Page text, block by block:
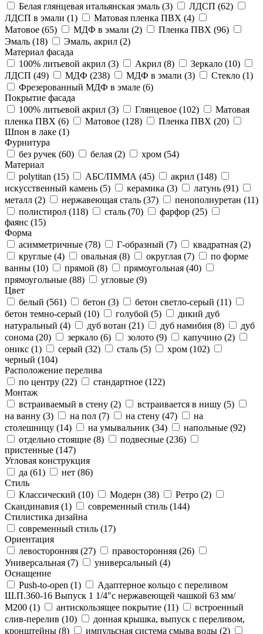
Белая глянцевая итальянская эмаль (3) ЛДСП (62)
ЛДСП в эмали (1) Матовая пленка ПВХ (4)
Матовое (65) МДФ в эмали (2) Пленка ПВХ (96)
Эмаль (18) Эмаль, акрил (2)
Материал фасада
100% литьевой акрил (3) Акрил (8) Зеркало (10)
ЛДСП (49) МДФ (238) МДФ в эмали (3) Стекло (1)
Фрезерованный МДФ в эмале (6)
Покрытие фасада
100% литьевой акрил (3) Глянцевое (102)
Матовая
пленка ПВХ (6) Матовое (128) Пленка ПВХ (20)
Шпон в лаке (1)
Фурнитура
без ручек (60) белая (2) хром (54)
Материал
polytitan (15) АБС/ПММА (45) акрил (148)
искусственный камень (5) керамика (3) латунь (91)
металл (2) нержавеющая сталь (37) пенополиуретан (11)
полистирол (118) сталь (70) фарфор (25)
фаянс (15)
Форма
асимметричные (78) Г-образный (7) квадратная (2)
круглые (4) овальная (8) округлая (7)
по форме
ванны (10) прямой (8) прямоугольная (40)
прямоугольные (88) угловые (9)
Цвет
белый (561) бетон (3) бетон светло-серый (11)
бетон темно-серый (10) голубой (5)
дикий дуб
натуральный (4) дуб вотан (21) дуб намибия (8)
дуб
сонома (20) зеркало (6) золото (9) капучино (2)
оникс (1) серый (32) сталь (5) хром (102)
черный (104)
Расположение перелива
по центру (22) стандартное (122)
Монтаж
встраиваемый в стену (2) встраивается в нишу (5)
на ванну (3) на пол (7) на стену (47)
на
столешницу (14) на умывальник (34) напольные (92)
отдельно стоящие (8) подвесные (236)
пристенные (147)
Угловая конструкция
да (61) нет (86)
Стиль
Классический (10) Модерн (38) Ретро (2)
Скандинавия (1) современный стиль (144)
Стилистика дизайна
современный стиль (17)
Ориентация
левосторонняя (27) правосторонняя (26)
Универсальная (7) универсальный (4)
Оснащение
Push-to-open (1)
Адаптерное кольцо с переливом
Ш.П.360-16 Выпуск 1 1/4"с нержавеющей чашкой 63 мм/
М200 (1) антискользящее покрытие (11)
встроенный
слив-перелив (10)
донная крышка, выпуск с переливом,
кронштейны (8) импульсная система смыва воды (2)